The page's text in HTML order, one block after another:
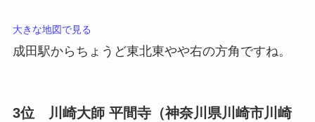
大きな地図で見る
成田駅からちょうど東北東やや右の方角ですね。
3位 川崎大師 平間寺（神奈川県川崎市川崎